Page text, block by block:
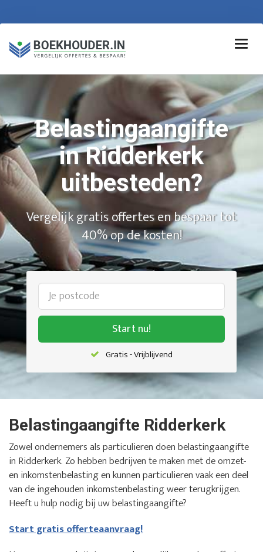
Belastingaangifte
in Ridderkerk
uitbesteden?
Vergelijk gratis offertes en bespaar tot
40% op de kosten!
Start nu!
Gratis - Vrijblijvend
Belastingaangifte Ridderkerk
Zowel ondernemers als particulieren doen belastingaangifte
in Ridderkerk. Zo hebben bedrijven te maken met de omzet-
en inkomstenbelasting en kunnen particulieren vaak een deel
van de ingehouden inkomstenbelasting weer terugkrijgen.
Heeft u hulp nodig bij uw belastingaangifte?
Start gratis offerteaanvraag!